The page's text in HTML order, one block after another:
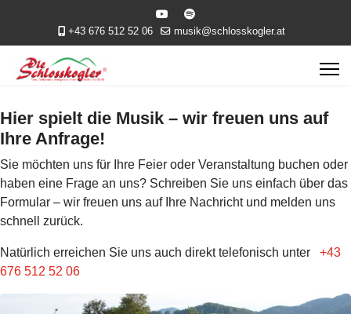
+43 676 512 52 06 musik@schlosskogler.at
Hier spielt die Musik – wir freuen uns auf
Ihre Anfrage!
Sie möchten uns für Ihre Feier oder Veranstaltung buchen oder
haben eine Frage an uns? Schreiben Sie uns einfach über das
Formular – wir freuen uns auf Ihre Nachricht und melden uns
schnell zurück.
Natürlich erreichen Sie uns auch direkt telefonisch unter
+43
676 512 52 06